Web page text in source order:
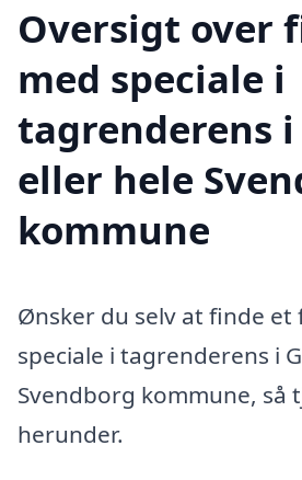
Oversigt over
med speciale i
tagrenderens i
eller hele
kommune
Ønsker du selv at finde et
speciale i tagrenderens i
Svendborg kommune, så
herunder.